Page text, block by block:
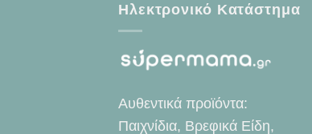
Ηλεκτρονικό Κατάστημα
Αυθεντικά προϊόντα:
Παιχνίδια, Βρεφικά Είδη,